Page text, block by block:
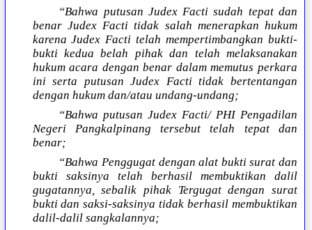
“Bahwa putusan Judex Facti sudah tepat dan
benar Judex Facti tidak salah menerapkan hukum
karena Judex Facti telah mempertimbangkan bukti-
bukti kedua belah pihak dan telah melaksanakan
hukum acara dengan benar dalam memutus perkara
ini serta putusan Judex Facti tidak bertentangan
dengan hukum dan/atau undang-undang;
“Bahwa putusan Judex Facti/ PHI Pengadilan
Negeri Pangkalpinang tersebut telah tepat dan
benar;
“Bahwa Penggugat dengan alat bukti surat dan
bukti saksinya telah berhasil membuktikan dalil
gugatannya, sebalik pihak Tergugat dengan surat
bukti dan saksi-saksinya tidak berhasil membuktikan
dalil-dalil sangkalannya;